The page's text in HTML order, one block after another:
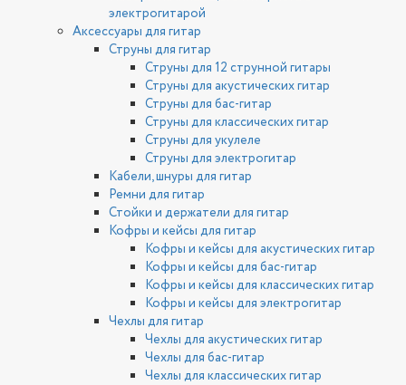
электрогитарой
Аксессуары для гитар
Струны для гитар
Струны для 12 струнной гитары
Струны для акустических гитар
Струны для бас-гитар
Струны для классических гитар
Струны для укулеле
Струны для электрогитар
Кабели, шнуры для гитар
Ремни для гитар
Стойки и держатели для гитар
Кофры и кейсы для гитар
Кофры и кейсы для акустических гитар
Кофры и кейсы для бас-гитар
Кофры и кейсы для классических гитар
Кофры и кейсы для электрогитар
Чехлы для гитар
Чехлы для акустических гитар
Чехлы для бас-гитар
Чехлы для классических гитар